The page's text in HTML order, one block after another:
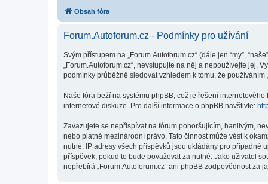
Obsah fóra
Forum.Autoforum.cz - Podmínky pro užívání
Svým přístupem na „Forum.Autoforum.cz“ (dále jen “my”,
„Forum.Autoforum.cz“, nevstupujte na něj a nepoužívejte jej.
podmínky průběžně sledovat vzhledem k tomu, že používáním
Naše fóra beží na systému phpBB, což je řešení internetového
internetové diskuze. Pro další informace o phpBB navštivte:
Zavazujete se nepřispívat na fórum pohoršujícím, hanlivým,
nebo platné mezinárodní právo. Tato činnost může vést k
nutné. IP adresy všech příspěvků jsou ukládány pro případné
příspěvek, pokud to bude považovat za nutné. Jako uživatel
nepřebírá „Forum.Autoforum.cz“ ani phpBB zodpovědnost za